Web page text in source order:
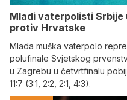
Mladi vaterpolisti Srbije
protiv Hrvatske
Mlada muška vaterpolo
polufinale Svjetskog
u Zagrebu u četvrtfinalu
11:7 (3:1, 2:2, 2:1, 4:3).